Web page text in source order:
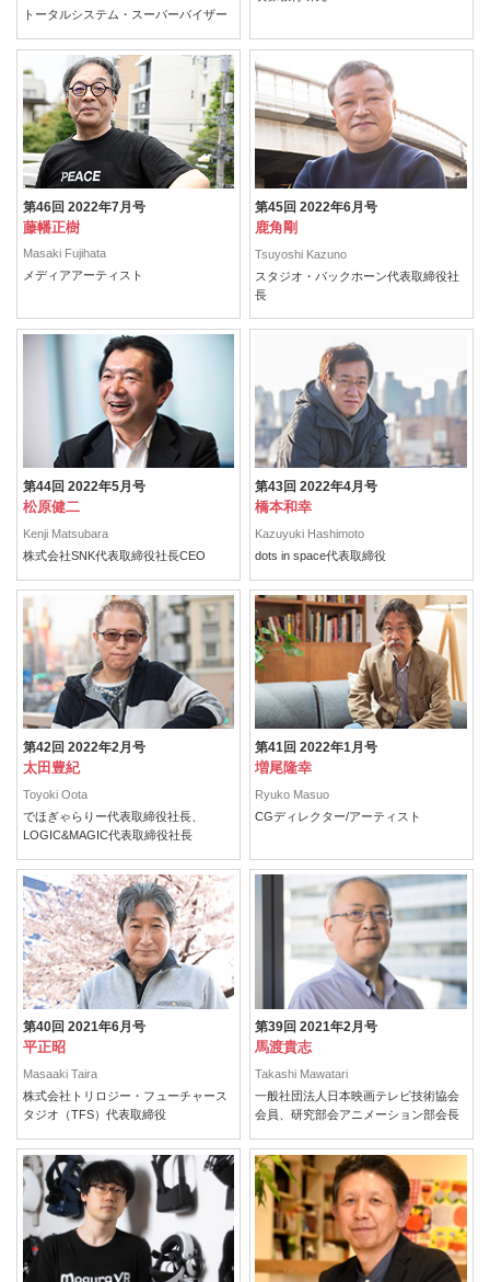
トータルシステム・スーパーバイザー
第46回 2022年7月号
藤幡正樹
Masaki Fujihata
メディアアーティスト
第45回 2022年6月号
鹿角剛
Tsuyoshi Kazuno
スタジオ・バックホーン代表取締役社
長
第44回 2022年5月号
松原健二
Kenji Matsubara
株式会社SNK代表取締役社長CEO
第43回 2022年4月号
橋本和幸
Kazuyuki Hashimoto
dots in space代表取締役
第42回 2022年2月号
太田豊紀
Toyoki Oota
でほぎゃらりー代表取締役社長、
LOGIC&MAGIC代表取締役社長
第41回 2022年1月号
増尾隆幸
Ryuko Masuo
CGディレクター/アーティスト
第40回 2021年6月号
平正昭
Masaaki Taira
株式会社トリロジー・フューチャース
タジオ（TFS）代表取締役
第39回 2021年2月号
馬渡貴志
Takashi Mawatari
一般社団法人日本映画テレビ技術協会
会員、研究部会アニメーション部会長